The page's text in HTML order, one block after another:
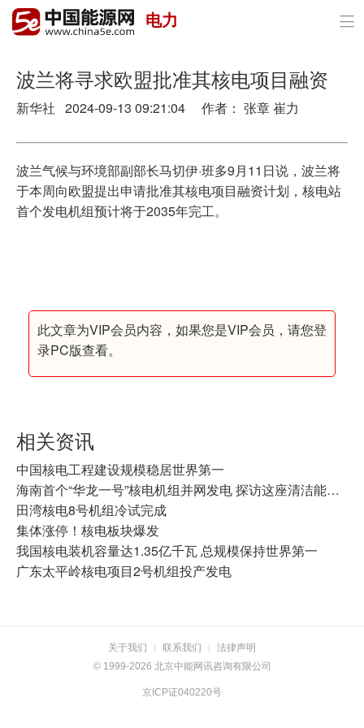
政策与经济
油气
煤炭
电力
新能源
电力 
波兰将寻求欧盟批准其核电项目融资
新华社 2024-09-13 09:21:04 作者： 张章 崔力
波兰气候与环境部副部长马切伊·班多9月11日说，波兰将
于本周向欧盟提出申请批准其核电项目融资计划，核电站
首个发电机组预计将于2035年完工。
此文章为VIP会员内容，如果您是VIP会员，请您登
录PC版查看。
相关资讯
中国核电工程建设规模稳居世界第一
海南首个“华龙一号”核电机组并网发电 探访这座清洁能源“重器”的安全密码
田湾核电8号机组冷试完成
集体涨停！核电板块爆发
我国核电装机容量达1.35亿千瓦 总规模保持世界第一
广东太平岭核电项目2号机组投产发电
关于我们 | 联系我们 |
法律声明
© 1999-2026 北京中能网讯咨询有限公司
京ICP证040220号